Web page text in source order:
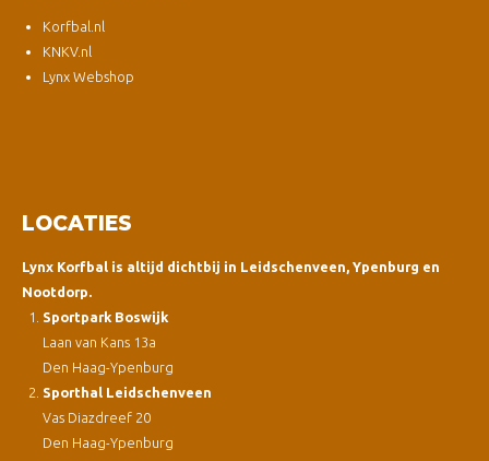
Korfbal.nl
KNKV.nl
Lynx Webshop
LOCATIES
Lynx Korfbal is altijd dichtbij in Leidschenveen, Ypenburg en
Nootdorp.
Sportpark Boswijk
Laan van Kans 13a
Den Haag-Ypenburg
Sporthal Leidschenveen
Vas Diazdreef 20
Den Haag-Ypenburg